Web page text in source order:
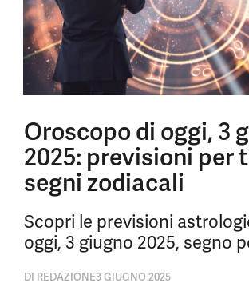
Oroscopo di oggi, 3
2025: previsioni per
segni zodiacali
Scopri le previsioni
oggi, 3 giugno 2025, segno
DI REDAZIONE3 GIUGNO 2025